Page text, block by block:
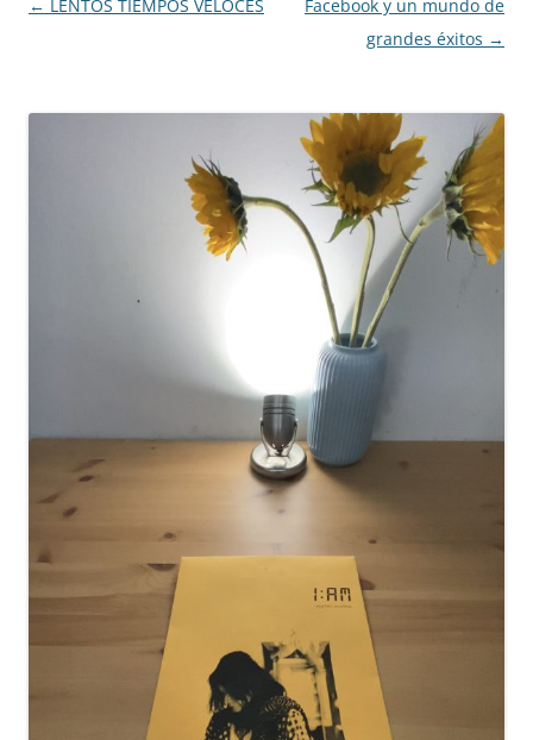
Post navigation
← LENTOS TIEMPOS VELOCES
Facebook y un mundo de
grandes éxitos →